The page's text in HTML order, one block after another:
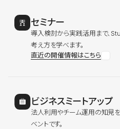
セミナー
導入検討から実践活用まで、
考え方を学べます。
直近の開催情報はこちら
ビジネスミートアップ
法人利用やチーム運用の知見
ベントです。